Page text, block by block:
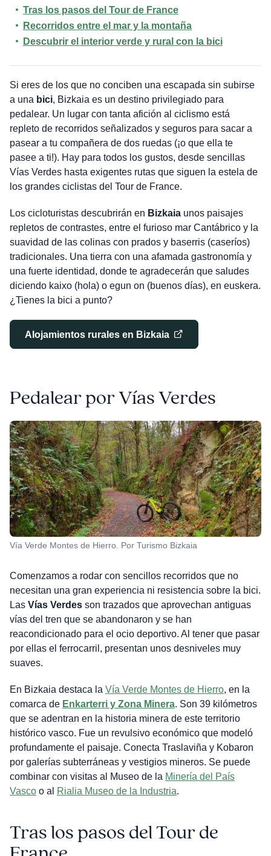
Tras los pasos del Tour de France
Recorridos entre el mar y la montaña
Descubrir el interior verde y rural con la bici
Si eres de los que no conciben una escapada sin subirse
a una bici, Bizkaia es un destino privilegiado para
pedalear. Un lugar con tanta afición al ciclismo está
repleto de recorridos señalizados y seguros para sacar a
pasear a tu compañera de dos ruedas (¡o que ella te
pasee a ti!). Hay para todos los gustos, desde sencillas
Vías Verdes hasta exigentes rutas que siguen la estela de
los grandes ciclistas del Tour de France.
Los cicloturistas descubrirán en Bizkaia unos paisajes
repletos de contrastes, entre el furioso mar Cantábrico y la
suavidad de las colinas con prados y baserris (caseríos)
tradicionales. Una tierra con una afamada gastronomía y
una fuerte identidad, donde te agradecerán que saludes
diciendo kaixo (hola) o egun on (buenos días), en euskera.
¿Tienes la bici a punto?
Alojamientos rurales en Bizkaia
Pedalear por Vías Verdes
Vía Verde Montes de Hierro. Por Turismo Bizkaia
Comenzamos a rodar con sencillos recorridos que no
necesitan una gran experiencia ni resistencia sobre la bici.
Las Vías Verdesson trazados que aprovechan antiguas
vías del tren que se abandonaron y se han
reacondicionado para el ocio deportivo. Al tener que pasar
por ellas el ferrocarril, presentan unos desniveles muy
suaves.
En Bizkaia destaca la Vía Verde Montes de Hierro, en la
comarca de Enkarterri y Zona Minera. Son 39 kilómetros
que se adentran en la historia minera de este territorio
histórico vasco. Fue un revulsivo económico que modeló
profundamente el paisaje. Conecta Traslaviña y Kobaron
por galerías subterráneas y vestigios mineros. Se puede
combinar con visitas al Museo de la Minería del País
Vascoo al Rialia Museo de la Industria.
Tras los pasos del Tour de